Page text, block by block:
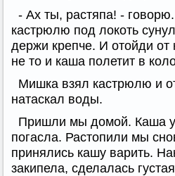
- Ах ты, растяпа! -
кастрюлю под локоть
держи крепче. И отойди
не то и каша полетит в
Мишка взял кастрюлю и
натаскал воды.
Пришли мы домой. Каша у
погасла. Растопили мы
принялись кашу варить.
закипела, сделалась